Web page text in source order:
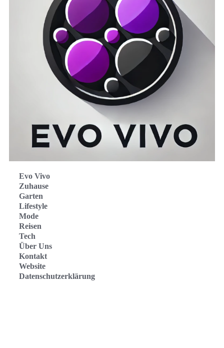
Evo Vivo
Zuhause
Garten
Lifestyle
Mode
Reisen
Tech
Über Uns
Kontakt
Website
Datenschutzerklärung